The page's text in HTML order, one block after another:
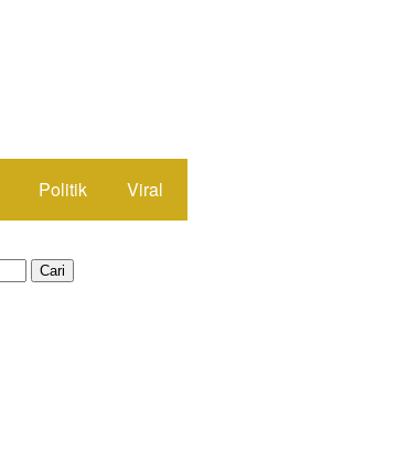
Politik Viral